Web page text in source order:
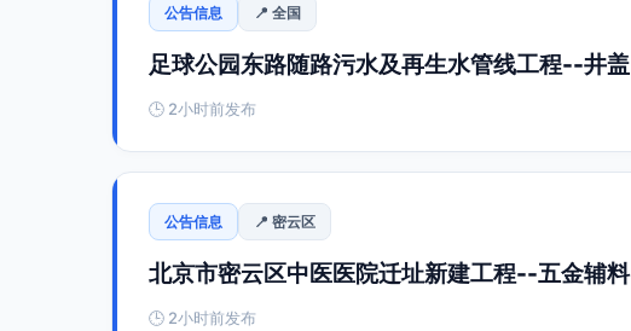
公告信息 📍 全国
足球公园东路随路污水及再生水管线工程--井盖
🕒 2小时前发布
公告信息 📍 密云区
北京市密云区中医医院迁址新建工程--五金辅料
🕒 2小时前发布